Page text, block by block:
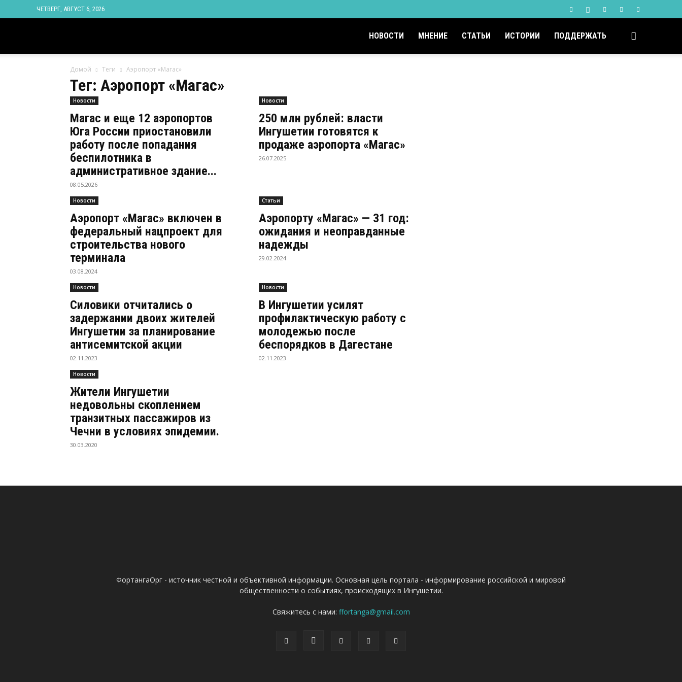
ЧЕТВЕРГ, АВГУСТ 6, 2026
Ингушетии
НОВОСТИ МНЕНИЕ СТАТЬИ ИСТОРИИ ПОДДЕРЖАТЬ
Домой Теги Аэропорт «Магас»
Тег: Аэропорт «Магас»
Новости
Магас и еще 12 аэропортов
Юга России приостановили
работу после попадания
беспилотника в
административное здание...
08.05.2026
Новости
250 млн рублей: власти
Ингушетии готовятся к
продаже аэропорта «Магас»
26.07.2025
Новости
Аэропорт «Магас» включен в
федеральный нацпроект для
строительства нового
терминала
03.08.2024
Статьи
Аэропорту «Магас» — 31 год:
ожидания и неоправданные
надежды
29.02.2024
Новости
Силовики отчитались о
задержании двоих жителей
Ингушетии за планирование
антисемитской акции
02.11.2023
Новости
В Ингушетии усилят
профилактическую работу с
молодежью после
беспорядков в Дагестане
02.11.2023
Новости
Жители Ингушетии
недовольны скоплением
транзитных пассажиров из
Чечни в условиях эпидемии.
30.03.2020
ФортангаОрг - источник честной и объективной информации. Основная цель портала - информирование российской и мировой
общественности о событиях, происходящих в Ингушетии.
Свяжитесь с нами: ffortanga@gmail.com